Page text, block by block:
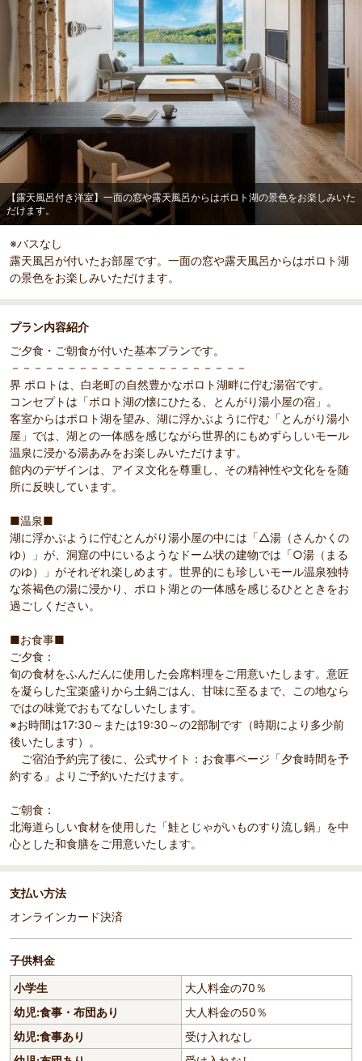
【露天風呂付き洋室】一面の窓や露天風呂からはポロト湖の景色をお楽しみいた
だけます。
※バスなし
露天風呂が付いたお部屋です。一面の窓や露天風呂からはポロト湖
の景色をお楽しみいただけます。
プラン内容紹介
ご夕食・ご朝食が付いた基本プランです。
－－－－－－－－－－－－－－－－－－－－－
界 ポロトは、白老町の自然豊かなポロト湖畔に佇む湯宿です。
コンセプトは「ポロト湖の懐にひたる、とんがり湯小屋の宿」。
客室からはポロト湖を望み、湖に浮かぶように佇む「とんがり湯小
屋」では、湖との一体感を感じながら世界的にもめずらしいモール
温泉に浸かる湯あみをお楽しみいただけます。
館内のデザインは、アイヌ文化を尊重し、その精神性や文化をを随
所に反映しています。
■温泉■
湖に浮かぶように佇むとんがり湯小屋の中には「△湯（さんかくの
ゆ）」が、洞窟の中にいるようなドーム状の建物では「○湯（まる
のゆ）」がそれぞれ楽しめます。世界的にも珍しいモール温泉独特
な茶褐色の湯に浸かり、ポロト湖との一体感を感じるひとときをお
過ごしください。
■お食事■
ご夕食：
旬の食材をふんだんに使用した会席料理をご用意いたします。意匠
を凝らした宝楽盛りから土鍋ごはん、甘味に至るまで、この地なら
ではの味覚でおもてなしいたします。
※お時間は17:30～または19:30～の2部制です（時期により多少前
後いたします）。
ご宿泊予約完了後に、公式サイト：お食事ページ「夕食時間を予
約する」よりご予約いただけます。
ご朝食：
北海道らしい食材を使用した「鮭とじゃがいものすり流し鍋」を中
心とした和食膳をご用意いたします。
支払い方法
オンラインカード決済
子供料金
小学生
大人料金の70％
幼児:食事・布団あり
大人料金の50％
幼児:食事あり
受け入れなし
部屋詳細
【露天風呂付き洋室】一面の窓や露天風呂からはポロト
湖の景色をお楽しみいただけます。